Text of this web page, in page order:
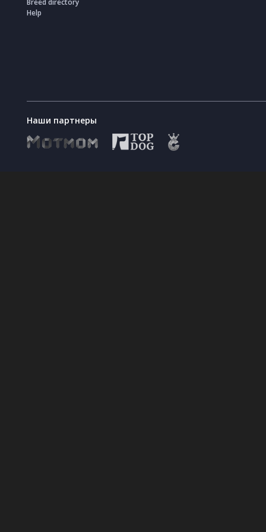
политики использования
файлов cookies.
Breed directory
Help
Наши партнеры